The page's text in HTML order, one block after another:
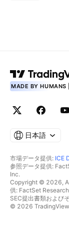
MADE BY HUMANS
日本語
市場データ提供: ICE
参照データ提供:
Inc.
Copyright © 2026,
供: FactSet
SEC提出書類および
© 2026